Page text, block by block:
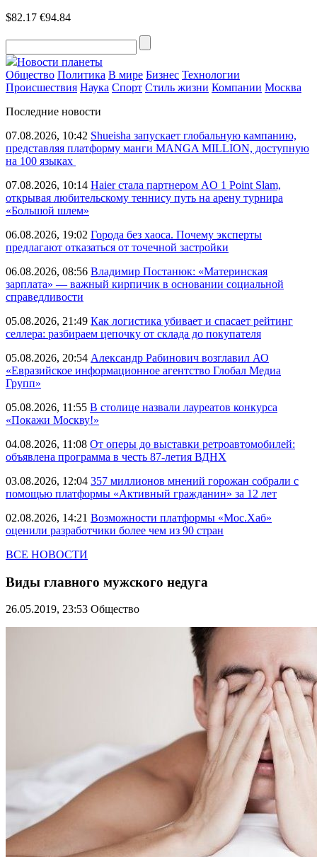
$82.17 €94.84
Новости планеты
Общество Политика В мире Бизнес Технологии
Происшествия Наука Спорт Стиль жизни Компании Москва
Последние новости
07.08.2026, 10:42 Shueisha запускает глобальную кампанию,
представляя платформу манги MANGA MILLION, доступную
на 100 языках
07.08.2026, 10:14 Haier стала партнером AO 1 Point Slam,
открывая любительскому теннису путь на арену турнира
«Большой шлем»
06.08.2026, 19:02 Города без хаоса. Почему эксперты
предлагают отказаться от точечной застройки
06.08.2026, 08:56 Владимир Постанюк: «Материнская
зарплата» — важный кирпичик в основании социальной
справедливости
05.08.2026, 21:49 Как логистика убивает и спасает рейтинг
селлера: разбираем цепочку от склада до покупателя
05.08.2026, 20:54 Александр Рабинович возглавил АО
«Евразийское информационное агентство Глобал Медиа
Групп»
05.08.2026, 11:55 В столице назвали лауреатов конкурса
«Покажи Москву!»
04.08.2026, 11:08 От оперы до выставки ретроавтомобилей:
объявлена программа в честь 87-летия ВДНХ
03.08.2026, 12:04 357 миллионов мнений горожан собрали с
помощью платформы «Активный гражданин» за 12 лет
02.08.2026, 14:21 Возможности платформы «Мос.Хаб»
оценили разработчики более чем из 90 стран
ВСЕ НОВОСТИ
Виды главного мужского недуга
26.05.2019, 23:53 Общество